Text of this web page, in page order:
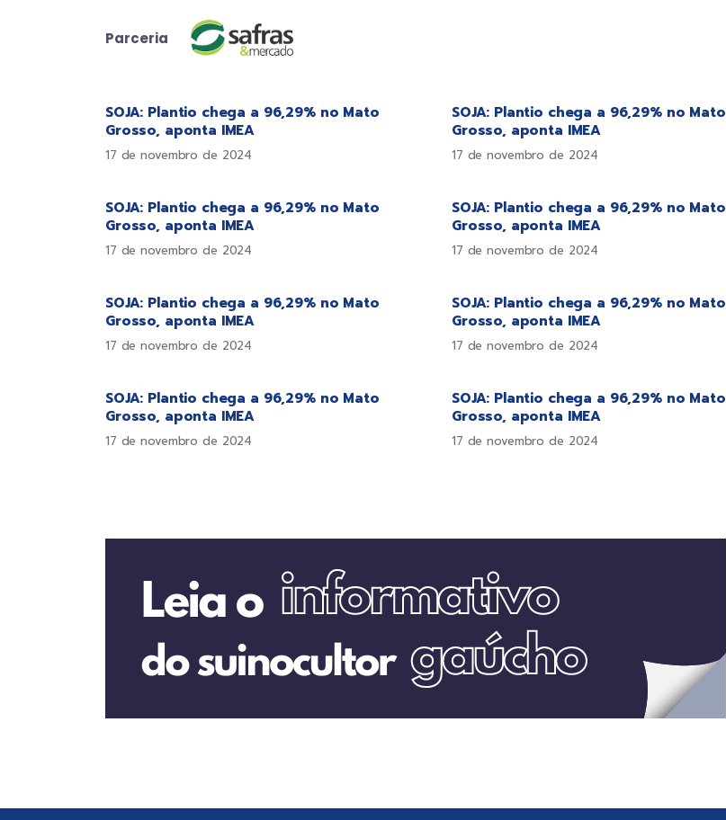
Parceria
SOJA: Plantio chega a 96,29% no Mato
Grosso, aponta IMEA
17 de novembro de 2024
SOJA: Plantio chega a 96,29% no Mato
Grosso, aponta IMEA
17 de novembro de 2024
SOJA: Plantio chega a 96,29% no Mato
Grosso, aponta IMEA
17 de novembro de 2024
SOJA: Plantio chega a 96,29% no Mato
Grosso, aponta IMEA
17 de novembro de 2024
SOJA: Plantio chega a 96,29% no Mato
Grosso, aponta IMEA
17 de novembro de 2024
SOJA: Plantio chega a 96,29% no Mato
Grosso, aponta IMEA
17 de novembro de 2024
SOJA: Plantio chega a 96,29% no Mato
Grosso, aponta IMEA
17 de novembro de 2024
SOJA: Plantio chega a 96,29% no Mato
Grosso, aponta IMEA
17 de novembro de 2024